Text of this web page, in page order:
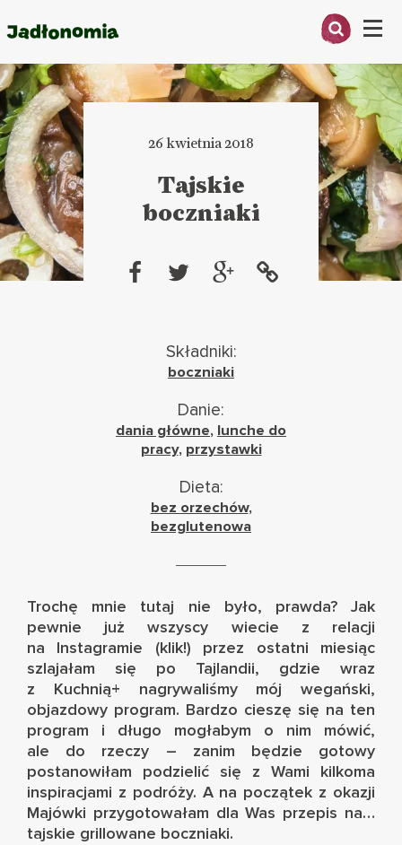
Menu
O MNIE
PRZEPISY
ARTYKUŁY
KSIĄŻKI
KONTAKT
26 kwietnia 2018
Tajskie
boczniaki
Składniki:
boczniaki
Danie:
dania główne, lunche do
pracy, przystawki
Dieta:
bez orzechów,
bezglutenowa
Trochę mnie tutaj nie było, prawda? Jak
pewnie już wszyscy wiecie z relacji
na Instagramie (klik!) przez ostatni miesiąc
szlajałam się po Tajlandii, gdzie wraz
z Kuchnią+ nagrywaliśmy mój wegański,
objazdowy program. Bardzo cieszę się na ten
program i długo mogłabym o nim mówić,
ale do rzeczy – zanim będzie gotowy
postanowiłam podzielić się z Wami kilkoma
inspiracjami z podróży. A na początek z okazji
Majówki przygotowałam dla Was przepis na…
tajskie grillowane boczniaki.